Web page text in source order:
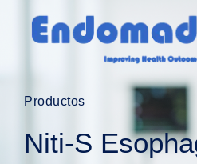
Productos
Niti-S